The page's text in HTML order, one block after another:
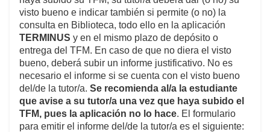
visto bueno e indicar también si permite (o no) la
consulta en Biblioteca, todo ello en la aplicación
TERMINUS y en el mismo plazo de depósito o
entrega del TFM. En caso de que no diera el visto
bueno, deberá subir un informe justificativo. No es
necesario el informe si se cuenta con el visto bueno
del/de la tutor/a. Se recomienda al/a la estudiante
que avise a su tutor/a una vez que haya subido el
TFM, pues la aplicación no lo hace. El formulario
para emitir el informe del/de la tutor/a es el siguiente: